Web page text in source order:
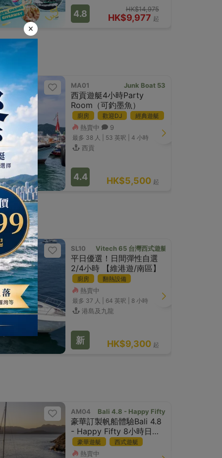
4.8 HK$14,975
HK$9,977 起
MA01 Junk Boat 53
西貢遊艇4小時Party
Room（可釣墨魚）
廚房 歡迎DJ 經典遊艇
熱賣中 9
最多 38 人 | 53 英呎 4 小時
西貢
4.4 HK$5,500 起
SL10 Vitech 65 台灣西式遊艇
平日優選！日間彈性自選
2/4小時 【維港遊/南區】
廚房
翻熱設備
西式遊艇
熱賣中
最多 37 人 | 64 英呎 8 小時
港島及九龍
新 HK$9,300 起
AM04 Bali 4.8 - Happy Fifty
豪華訂製帆船體驗Bali 4.8
- Happy Fifty 8小時日間
體驗
豪華遊艇 西式遊艇
熱賣中